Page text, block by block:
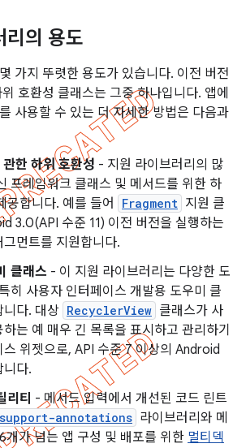
리의 용도
가지 뚜렷한 용도가 있습니다. 이전 버전
호환성 클래스는 그중 하나입니다. 앱에
사용할 수 있는 더 자세한 방법은 다음과
한 하위 호환성 - 지원 라이브러리의 많
프레임워크 클래스 및 메서드를 위한 하
공합니다. 예를 들어
Fragment 지원 클
3.0(API 수준 11) 이전 버전을 실행하는
먼트를 지원합니다.
클래스 - 이 지원 라이브러리는 다양한 도
히 사용자 인터페이스 개발용 도우미 클
니다. 대상 RecyclerView 클래스가 사
는 예 매우 긴 목록을 표시하고 관리하기
스 위젯으로, API 수준 7 이상의 Android
니다.
리티 - 메서드 입력에서 개선된 코드 린트
support-annotations 라이브러리와 메
개가 넘는 앱 구성 및 배포를 위한 멀티덱